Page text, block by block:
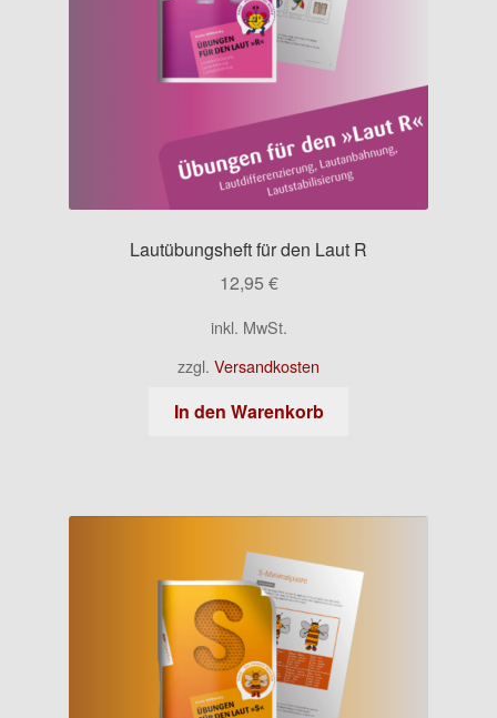
Lautübungsheft für den Laut R
12,95 €
inkl. MwSt.
zzgl. Versandkosten
In den Warenkorb